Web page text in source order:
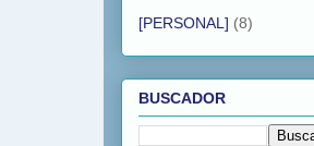
[PERSONAL] (8)
BUSCADOR